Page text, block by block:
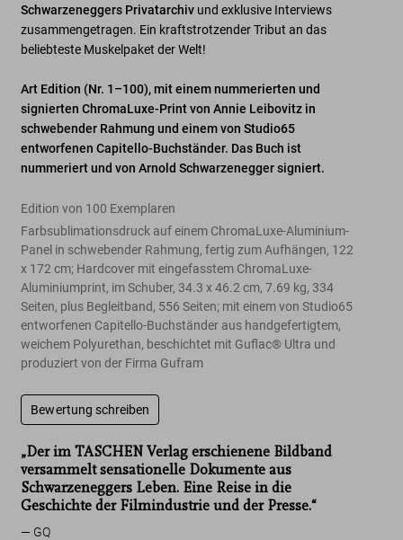
Schwarzeneggers Privatarchiv und exklusive Interviews
zusammengetragen. Ein kraftstrotzender Tribut an das
beliebteste Muskelpaket der Welt!
Art Edition (Nr. 1–100), mit einem nummerierten und
signierten ChromaLuxe-Print von Annie Leibovitz in
schwebender Rahmung und einem von Studio65
entworfenen Capitello-Buchständer. Das Buch ist
nummeriert und von Arnold Schwarzenegger signiert.
Edition von 100 Exemplaren
Farbsublimationsdruck auf einem ChromaLuxe-Aluminium-
Panel in schwebender Rahmung, fertig zum Aufhängen, 122
x 172 cm; Hardcover mit eingefasstem ChromaLuxe-
Aluminiumprint, im Schuber, 34.3 x 46.2 cm, 7.69 kg, 334
Seiten, plus Begleitband, 556 Seiten; mit einem von Studio65
entworfenen Capitello-Buchständer aus handgefertigtem,
weichem Polyurethan, beschichtet mit Guflac®️ Ultra und
produziert von der Firma Gufram
Bewertung schreiben
„Der im TASCHEN Verlag erschienene Bildband
versammelt sensationelle Dokumente aus
Schwarzeneggers Leben. Eine Reise in die
Geschichte der Filmindustrie und der Presse.“
GQ
ARNOLD
ARNOLD